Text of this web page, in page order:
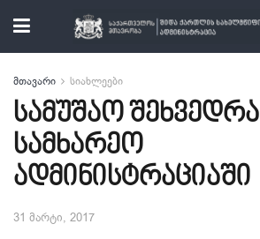
მთავარი სიახლეები
სამუშაო შეხვედრა
სამხარეო
ადმინისტრაციაში
31 მარტი, 2017